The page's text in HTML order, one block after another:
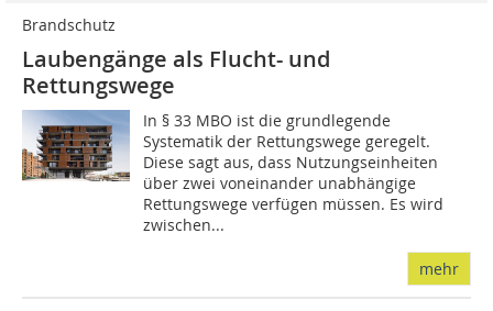
Brandschutz
Laubengänge als Flucht- und
Rettungswege
In § 33 MBO ist die grundlegende
Systematik der Rettungswege geregelt.
Diese sagt aus, dass Nutzungseinheiten
über zwei voneinander unabhängige
Rettungswege verfügen müssen. Es wird
zwischen...
mehr